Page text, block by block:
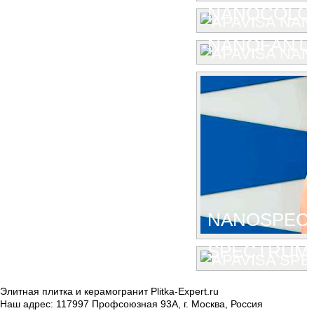
SPECTRUM
Элитная плитка и керамогранит Plitka-Expert.ru
Наш адрес: 117997 Профсоюзная 93А г. Москва
Россия